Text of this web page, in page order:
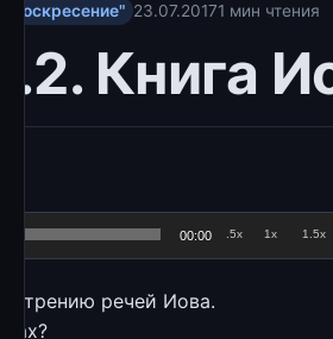
"Воскресение" 23.07.20171 мин чтения
Книга
00:00 .5x 1x 1.5x
речей Иова.